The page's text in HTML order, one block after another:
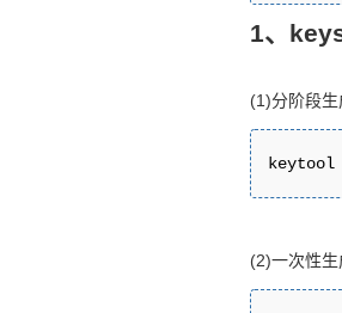
1、
(1)分阶段生
keytool
(2)一次性生